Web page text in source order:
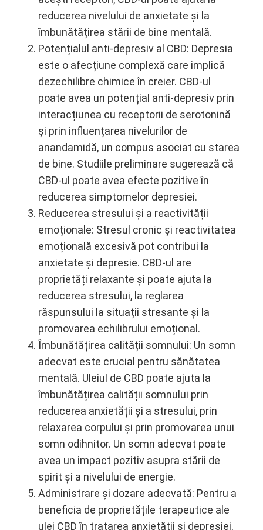
reducerea nivelului de anxietate și la
îmbunătățirea stării de bine mentală.
Potențialul anti-depresiv al CBD: Depresia
este o afecțiune complexă care implică
dezechilibre chimice în creier. CBD-ul
poate avea un potențial anti-depresiv prin
interacțiunea cu receptorii de serotonină
și prin influențarea nivelurilor de
anandamidă, un compus asociat cu starea
de bine. Studiile preliminare sugerează că
CBD-ul poate avea efecte pozitive în
reducerea simptomelor depresiei.
Reducerea stresului și a reactivității
emoționale: Stresul cronic și reactivitatea
emoțională excesivă pot contribui la
anxietate și depresie. CBD-ul are
proprietăți relaxante și poate ajuta la
reducerea stresului, la reglarea
răspunsului la situații stresante și la
promovarea echilibrului emoțional.
Îmbunătățirea calității somnului: Un somn
adecvat este crucial pentru sănătatea
mentală. Uleiul de CBD poate ajuta la
îmbunătățirea calității somnului prin
reducerea anxietății și a stresului, prin
relaxarea corpului și prin promovarea unui
somn odihnitor. Un somn adecvat poate
avea un impact pozitiv asupra stării de
spirit și a nivelului de energie.
Administrare și dozare adecvată: Pentru a
beneficia de proprietățile terapeutice ale
ulei CBD în tratarea anxietății și depresiei,